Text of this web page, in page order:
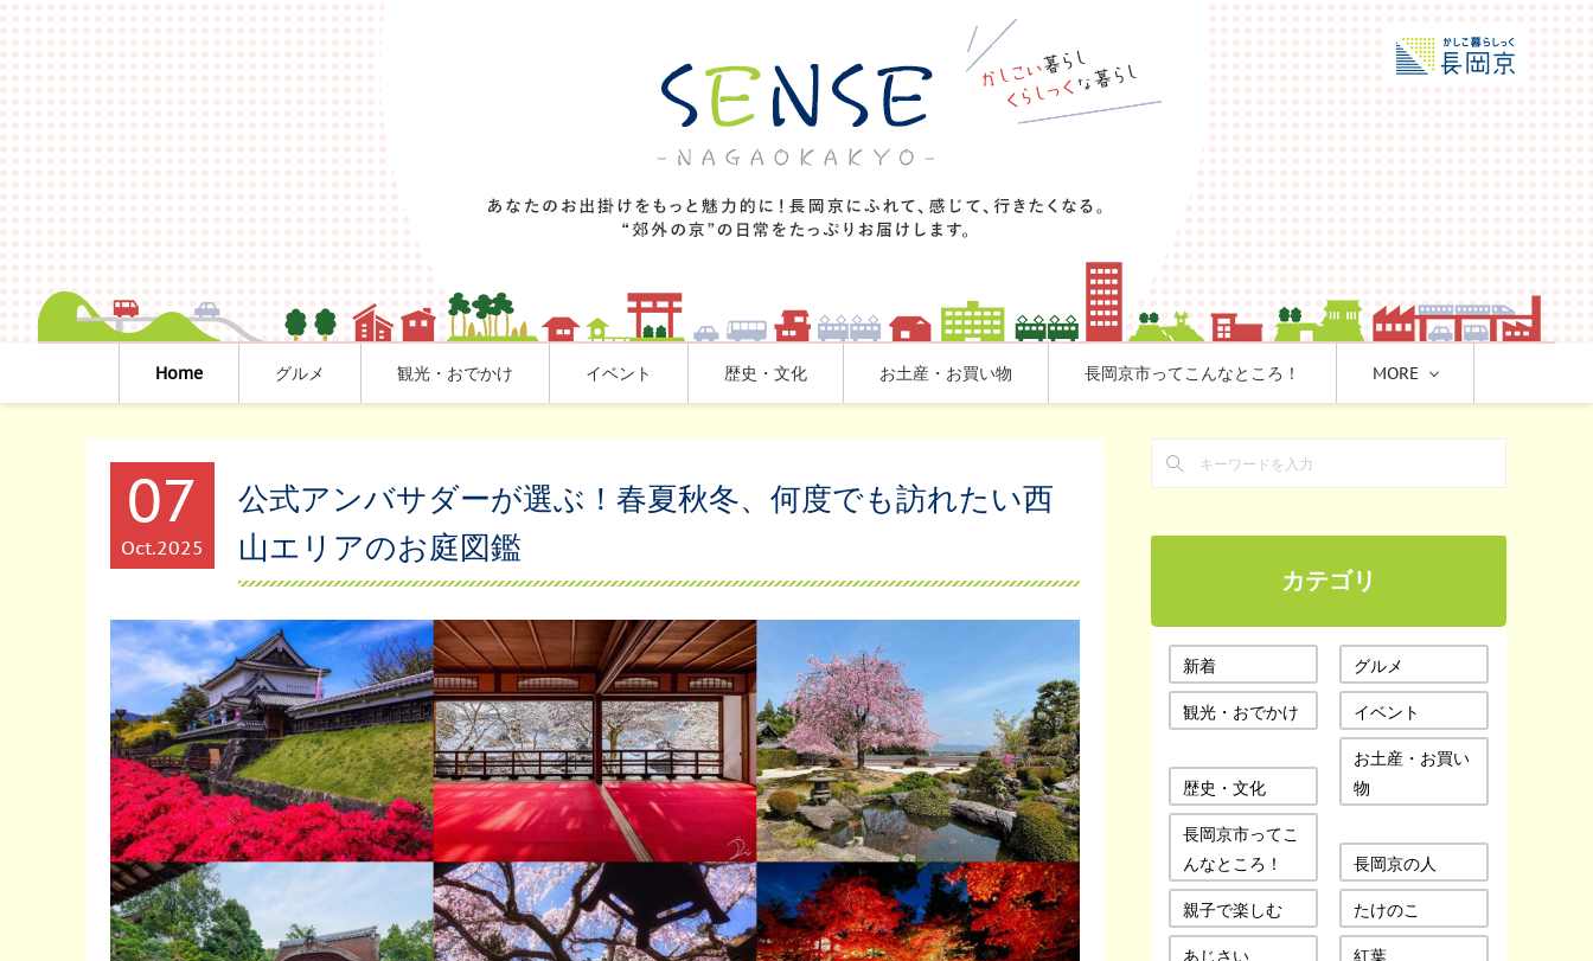
Home グルメ 観光・おでかけ イベント 歴史・文化 お土産・お買い物 長岡京市ってこんなところ！ MORE
07
Oct 2025
公式アンバサダーが選ぶ！春夏秋冬、何度でも訪れたい西
山エリアのお庭図鑑
カテゴリ
新着
グルメ
観光・おでかけ
イベント
歴史・文化
お土産・お買い
物
長岡京市ってこ
んなところ！
長岡京の人
親子で楽しむ
たけのこ
あじさい
紅葉